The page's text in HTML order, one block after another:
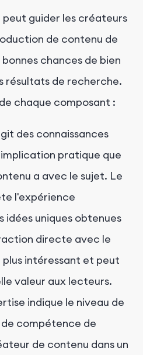
peut guider les créateurs
de contenu de
chances de bien
résultats de recherche.
chaque composant :
des connaissances
pratique que
a avec le sujet. Le
l'expérience
idées uniques obtenues
directe avec le
intéressant et peut
valeur aux lecteurs.
indique le niveau de
compétence de
de contenu dans un